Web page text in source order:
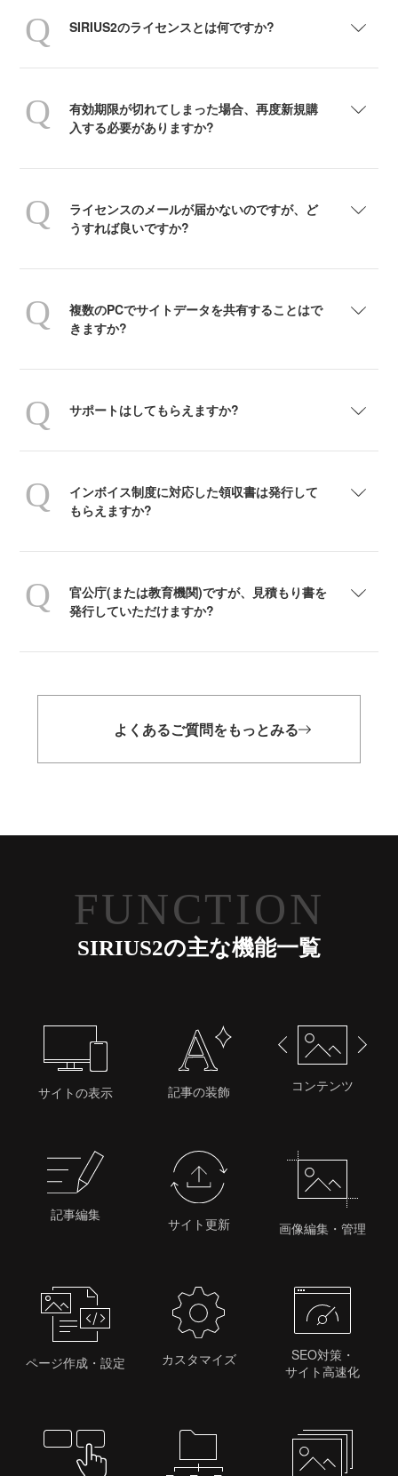
SIRIUS2のライセンスとは何ですか?
有効期限が切れてしまった場合、再度新規購
入する必要がありますか?
ライセンスのメールが届かないのですが、ど
うすれば良いですか?
複数のPCでサイトデータを共有することはで
きますか?
サポートはしてもらえますか?
インボイス制度に対応した領収書は発行して
もらえますか?
官公庁(または教育機関)ですが、見積もり書を
発行していただけますか?
よくあるご質問をもっとみる
FUNCTION
SIRIUS2の主な機能一覧
サイトの表示 記事の装飾 コンテンツ
記事編集
サイト更新 画像編集・管理
ページ作成・設定 カスタマイズ
SEO対策・
サイト高速化